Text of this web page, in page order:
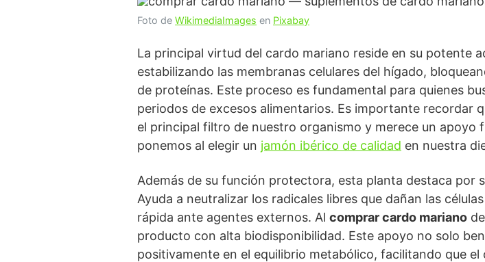
Foto de WikimediaImages en Pixabay
La principal virtud del cardo mariano reside en su potente
estabilizando las membranas celulares del hígado,
de proteínas. Este proceso es fundamental para quienes
periodos de excesos alimentarios. Es importante recordar
el principal filtro de nuestro organismo y merece un apoyo
ponemos al elegir un jamón ibérico de calidad en nuestra
Además de su función protectora, esta planta destaca por
Ayuda a neutralizar los radicales libres que dañan las
rápida ante agentes externos. Al comprar cardo mariano
producto con alta biodisponibilidad. Este apoyo no solo
positivamente en el equilibrio metabólico, facilitando que